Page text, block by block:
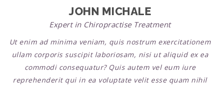
JOHN MICHALE
Expert in Chiropractise Treatment
Ut enim ad minima veniam, quis nostrum exercitationem
ullam corporis suscipit laboriosam, nisi ut aliquid ex ea
commodi consequatur? Quis autem vel eum iure
reprehenderit qui in ea voluptate velit esse quam nihil